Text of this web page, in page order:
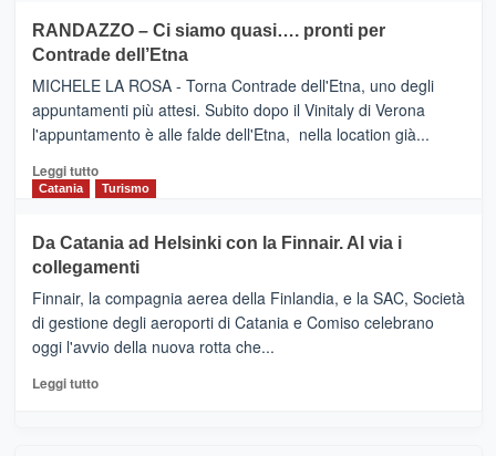
IL
NUOVO
SUMMER
CLUB
VIAGRANDE
(Ct)
–
Benanti
presenta
“Vino
&
Cultura
tappe
dell’enoturismo
RANDAZZO – Ci siamo quasi…. pronti per
Contrade dell’Etna
MICHELE LA ROSA - Torna Contrade dell'Etna, uno degli
appuntamenti più attesi. Subito dopo il Vinitaly di Verona
l'appuntamento è alle falde dell'Etna, nella location già...
Leggi tuttoLeggi
di
RANDAZZO
–
Ci
siamo
quasi….
pronti
per
Catania Turismo
Da Catania ad Helsinki con la Finnair. Al via i
collegamenti
Finnair, la compagnia aerea della Finlandia, e la SAC, Società
di gestione degli aeroporti di Catania e Comiso celebrano
oggi l'avvio della nuova rotta che...
Leggi tuttoLeggi